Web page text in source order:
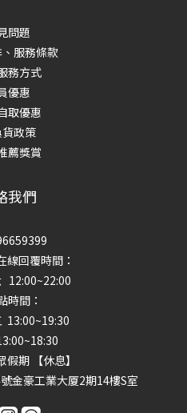
問題
服務條款
務方式
優惠
取優惠
政策
薦獎賞
我們
回覆時間：
12:00~22:00
時間：
13:00~19:30
期 【休息】
金豪工業大厦2期14樓S室